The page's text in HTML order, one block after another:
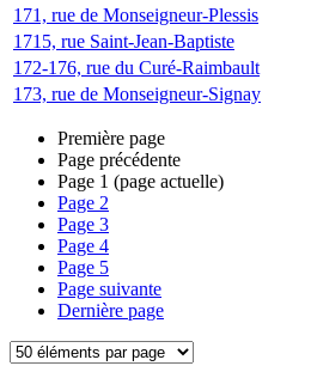
171, rue de Monseigneur-Plessis
1715, rue Saint-Jean-Baptiste
172-176, rue du Curé-Raimbault
173, rue de Monseigneur-Signay
Première page
Page précédente
Page 1 (page actuelle)
Page 2
Page 3
Page 4
Page 5
Page suivante
Dernière page